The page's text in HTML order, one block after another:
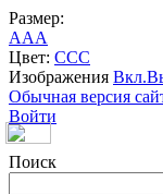
Размер:
AAA
Цвет: CCC
Изображения Вкл.
Обычная версия
Войти
Поиск